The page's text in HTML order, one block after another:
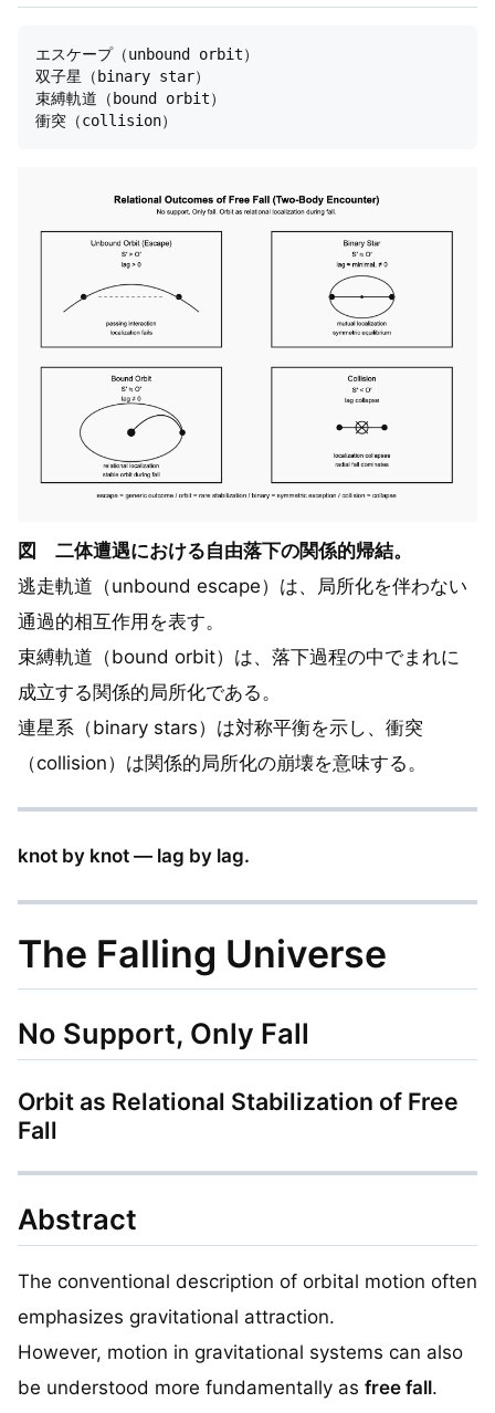
エスケープ（unbound orbit）
双子星（binary star）
束縛軌道（bound orbit）
図 二体遭遇における自由落下の関係的帰結。
逃走軌道（unbound escape）は、局所化を伴わない
通過的相互作用を表す。
束縛軌道（bound orbit）は、落下過程の中でまれに
成立する関係的局所化である。
連星系（binary stars）は対称平衡を示し、衝突
（collision）は関係的局所化の崩壊を意味する。
knot by knot — lag by lag.
The Falling Universe
No Support, Only Fall
Orbit as Relational Stabilization of Free
Fall
Abstract
The conventional description of orbital motion often
emphasizes gravitational attraction.
However, motion in gravitational systems can also
be understood more fundamentally as free fall.